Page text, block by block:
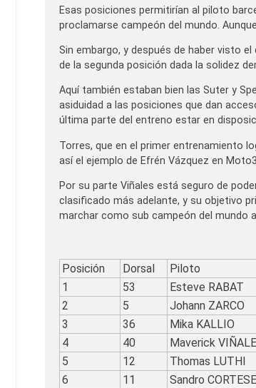
Esas posiciones permitirían al piloto
proclamarse campeón del mundo.
Sin embargo, y después de haber visto
de la segunda posición dada la solidez
Aquí también estaban bien las Suter y
asiduidad a las posiciones que dan
última parte del entreno estar en
Torres, que en el primer entrenamiento
así el ejemplo de Efrén Vázquez en
Por su parte Viñales está seguro de
clasificado más adelante, y su objetivo
marchar como sub campeón del mundo
Posición Dorsal Piloto
1
53 Esteve RABAT
2
5 Johann ZARCO
3
36 Mika KALLIO
4
40 Maverick
5
12 Thomas LUTHI
6
11 Sandro CORTESE